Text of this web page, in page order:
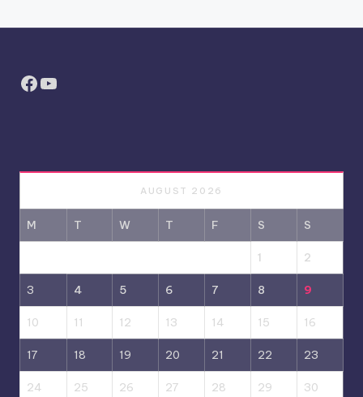
pagination
Facebook
YouTube
AUGUST 2026
M T W T F S S
1 2
3 4 5 6 7 8 9
10 11 12 13 14 15 16
17 18 19 20 21 22 23
24 25 26 27 28 29 30